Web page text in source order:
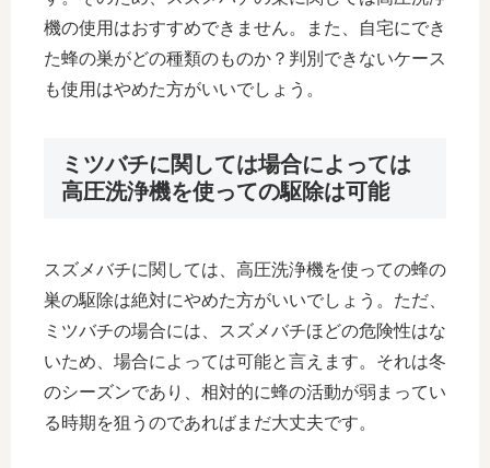
機の使用はおすすめできません。また、自宅にでき
た蜂の巣がどの種類のものか？判別できないケース
も使用はやめた方がいいでしょう。
ミツバチに関しては場合によっては
高圧洗浄機を使っての駆除は可能
スズメバチに関しては、高圧洗浄機を使っての蜂の
巣の駆除は絶対にやめた方がいいでしょう。ただ、
ミツバチの場合には、スズメバチほどの危険性はな
いため、場合によっては可能と言えます。それは冬
のシーズンであり、相対的に蜂の活動が弱まってい
る時期を狙うのであればまだ大丈夫です。